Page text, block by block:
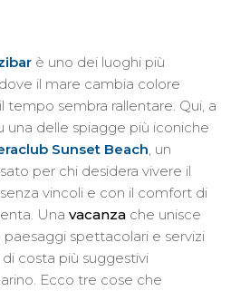
è uno dei luoghi più
il mare cambia colore
tempo sembra rallentare. Qui, a
una delle spiagge più iconiche
Sunset Beach , un
per chi desidera vivere il
vincoli e con il comfort di
Una vacanza che unisce
spettacolari e servizi
costa più suggestivi
Ecco tre cose che